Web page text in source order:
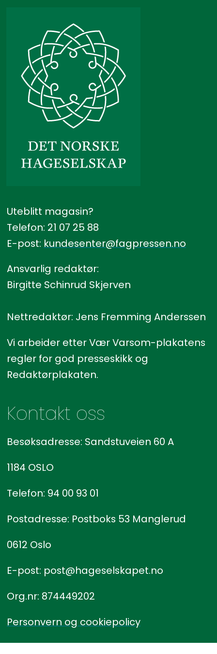
Uteblitt magasin?
Telefon: 21 07 25 88
E-post: kundesenter@fagpressen.no
Ansvarlig redaktør:
Birgitte Schinrud Skjerven
Nettredaktør: Jens Fremming Anderssen
Vi arbeider etter Vær Varsom-plakatens
regler for god presseskikk og
Redaktørplakaten.
Kontakt oss
Besøksadresse: Sandstuveien 60 A
1184 OSLO
Telefon: 94 00 93 01
Postadresse: Postboks 53 Manglerud
0612 Oslo
E-post: post@hageselskapet.no
Org.nr: 874449202
Personvern og cookiepolicy